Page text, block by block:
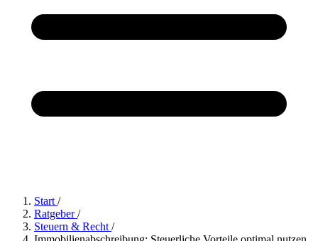
Start /
Ratgeber/
Steuern & Recht /